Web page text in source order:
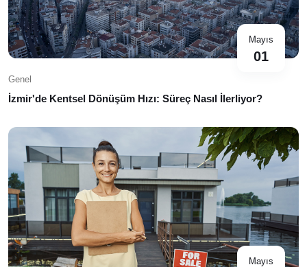
Mayıs
01
Genel
İzmir'de Kentsel Dönüşüm Hızı: Süreç Nasıl İlerliyor?
Mayıs